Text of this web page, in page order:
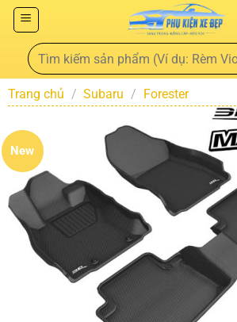
Trang chủ / Subaru / Forester
New